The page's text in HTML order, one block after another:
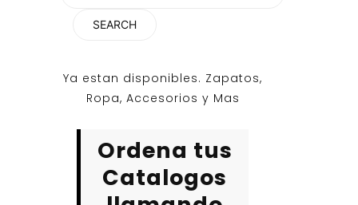
Ya estan disponibles. Zapatos,
Ropa, Accesorios y Mas
Ordena tus
Catalogos